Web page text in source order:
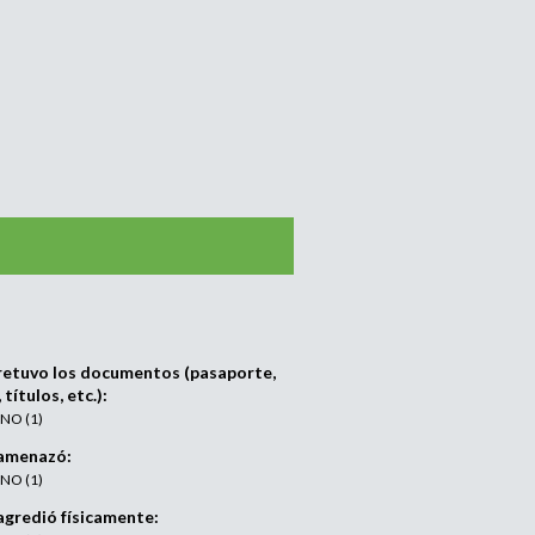
los documentos (pasaporte,
títulos, etc.):
(1)
(1)
físicamente: